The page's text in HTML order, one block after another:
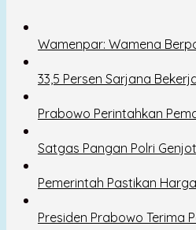
Wamenpar: Wamena
33,5 Persen Sarjana
Prabowo Perintahkan
Satgas Pangan Polri
Pemerintah Pastikan
Presiden Prabowo Terima